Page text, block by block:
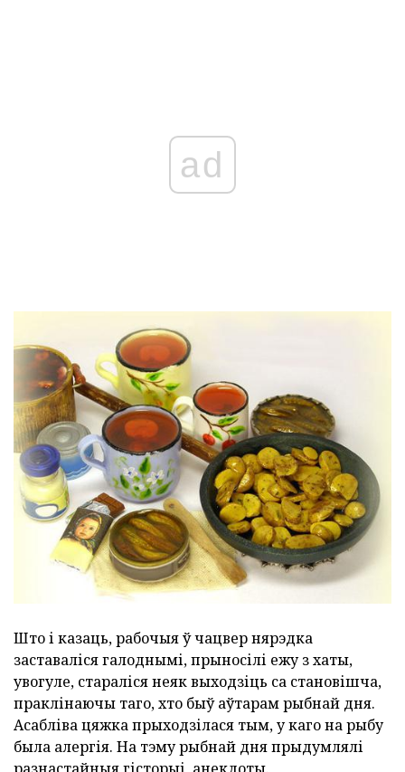
ad
Што і казаць, рабочыя ў чацвер нярэдка
заставаліся галоднымі, прыносілі ежу з хаты,
увогуле, стараліся неяк выходзіць са становішча,
праклінаючы таго, хто быў аўтарам рыбнай дня.
Асабліва цяжка прыходзілася тым, у каго на рыбу
была алергія. На тэму рыбнай дня прыдумлялі